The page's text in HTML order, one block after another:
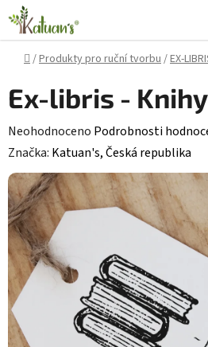
Přejít
na
obsah
Domů
/Produkty pro ruční tvorbu/EX-
Ex-libris - Knihy
Průměrné
hodnocení
produktu
je
0,0
z
5
hvězdiček.
Neohodnoceno Podrobnosti
Značka: Katuan's, Česká republika